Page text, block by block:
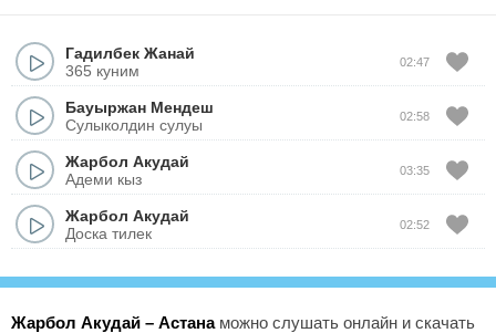
Гадилбек Жанай
365 куним
02:47
Бауыржан Мендеш
Сулыколдин сулуы
02:58
Жарбол Акудай
Адеми кыз
03:35
Жарбол Акудай
Доска тилек
02:52
Жарбол Акудай – Астанаможно слушать онлайн и скачать